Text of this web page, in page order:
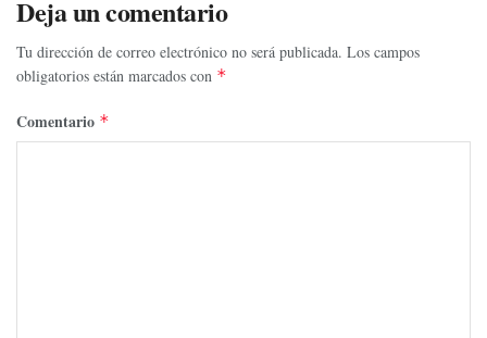
Deja un comentario
Tu dirección de correo electrónico no será publicada. Los campos
obligatorios están marcados con *
Comentario *